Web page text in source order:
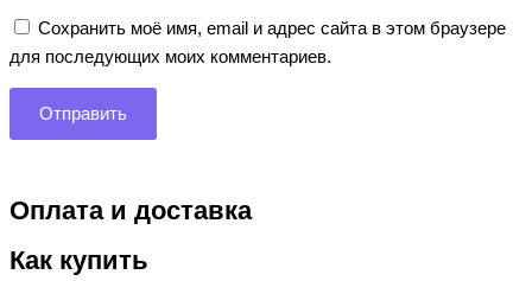
Сохранить моё имя, email и адрес сайта в этом браузере
для последующих моих комментариев.
Оплата и доставка
Как купить